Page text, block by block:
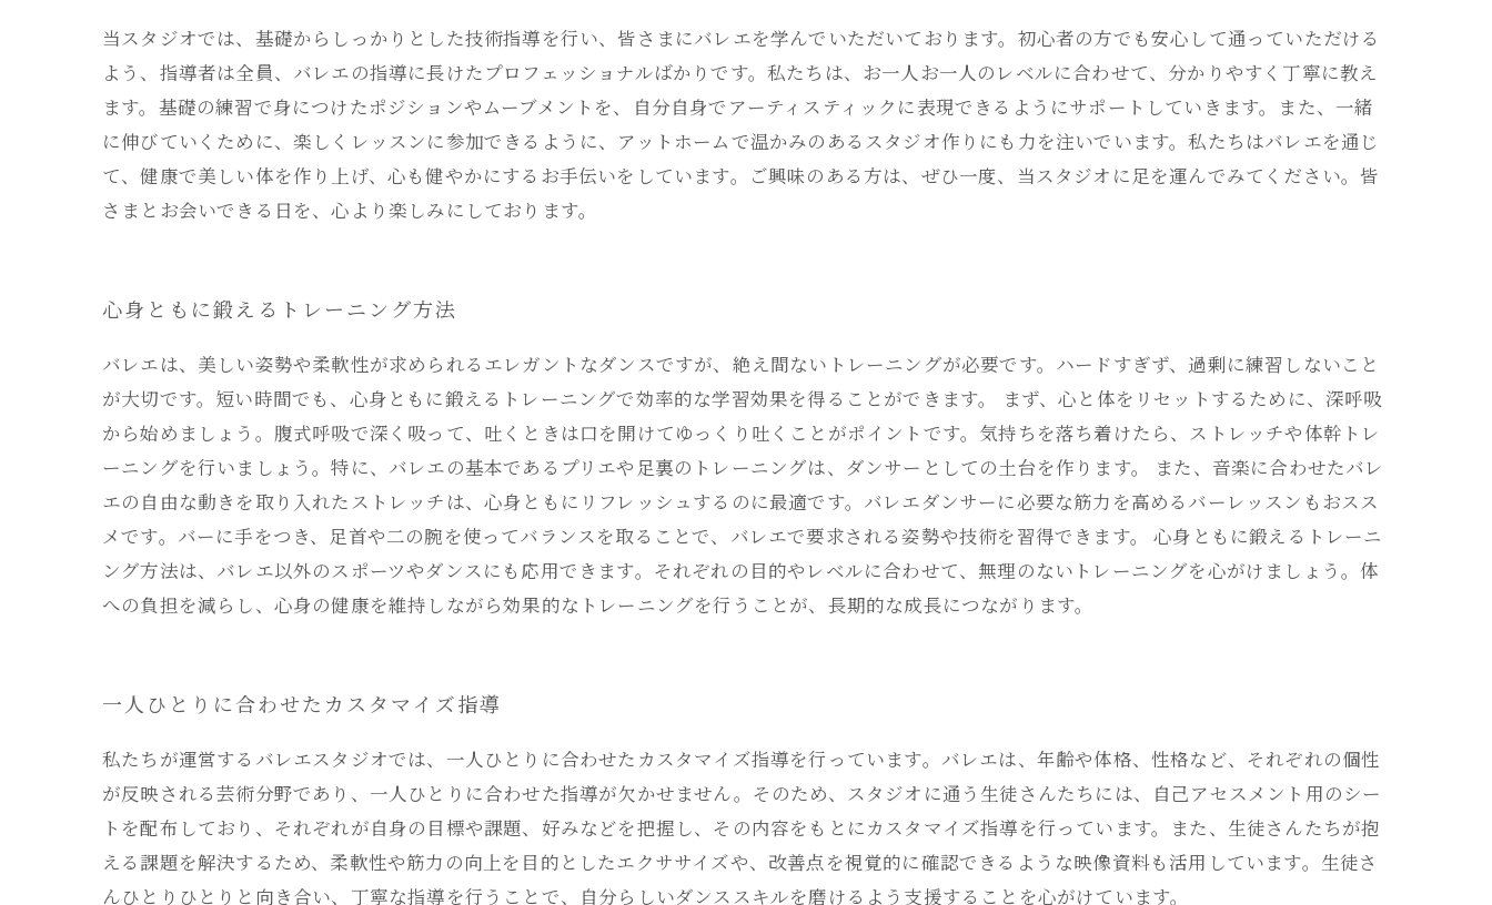
当スタジオでは、基礎からしっかりとした技術指導を行い、皆さまにバレエを学んでいただいております。初心者の方でも安心して通っていただける
よう、指導者は全員、バレエの指導に長けたプロフェッショナルばかりです。私たちは、お一人お一人のレベルに合わせて、分かりやすく丁寧に教え
ます。基礎の練習で身につけたポジションやムーブメントを、自分自身でアーティスティックに表現できるようにサポートしていきます。また、一緒
に伸びていくために、楽しくレッスンに参加できるように、アットホームで温かみのあるスタジオ作りにも力を注いでいます。私たちはバレエを通じ
て、健康で美しい体を作り上げ、心も健やかにするお手伝いをしています。ご興味のある方は、ぜひ一度、当スタジオに足を運んでみてください。皆
さまとお会いできる日を、心より楽しみにしております。
心身ともに鍛えるトレーニング方法
バレエは、美しい姿勢や柔軟性が求められるエレガントなダンスですが、絶え間ないトレーニングが必要です。ハードすぎず、過剰に練習しないこと
が大切です。短い時間でも、心身ともに鍛えるトレーニングで効率的な学習効果を得ることができます。 まず、心と体をリセットするために、深呼吸
から始めましょう。腹式呼吸で深く吸って、吐くときは口を開けてゆっくり吐くことがポイントです。気持ちを落ち着けたら、ストレッチや体幹トレ
ーニングを行いましょう。特に、バレエの基本であるプリエや足裏のトレーニングは、ダンサーとしての土台を作ります。 また、音楽に合わせたバレ
エの自由な動きを取り入れたストレッチは、心身ともにリフレッシュするのに最適です。バレエダンサーに必要な筋力を高めるバーレッスンもおスス
メです。バーに手をつき、足首や二の腕を使ってバランスを取ることで、バレエで要求される姿勢や技術を習得できます。 心身ともに鍛えるトレーニ
ング方法は、バレエ以外のスポーツやダンスにも応用できます。それぞれの目的やレベルに合わせて、無理のないトレーニングを心がけましょう。体
への負担を減らし、心身の健康を維持しながら効果的なトレーニングを行うことが、長期的な成長につながります。
一人ひとりに合わせたカスタマイズ指導
私たちが運営するバレエスタジオでは、一人ひとりに合わせたカスタマイズ指導を行っています。バレエは、年齢や体格、性格など、それぞれの個性
が反映される芸術分野であり、一人ひとりに合わせた指導が欠かせません。そのため、スタジオに通う生徒さんたちには、自己アセスメント用のシー
トを配布しており、それぞれが自身の目標や課題、好みなどを把握し、その内容をもとにカスタマイズ指導を行っています。また、生徒さんたちが抱
える課題を解決するため、柔軟性や筋力の向上を目的としたエクササイズや、改善点を視覚的に確認できるような映像資料も活用しています。生徒さ
んひとりひとりと向き合い、丁寧な指導を行うことで、自分らしいダンススキルを磨けるよう支援することを心がけています。